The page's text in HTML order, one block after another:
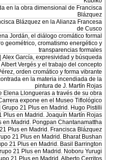
en la obra dimensional de Francisca
Blázquez
Blázquez en la Alianza Francesa
de Cusco
Jordán, el diálogo cromático formal
geométrico, cromatismo energético y
transparencias formales
Alex García, expresividad y búsqueda
Albert Vergés y el trabajo del concepto
orden cromático y forma vibrante
en la materia incendiada de la
pintura de J. Martín Rojas
Elena Llongueras a través de su obra
expone en el Museo Tiflológico
Grupo 21 Plus en Madrid. Hugo Pistilli
Plus en Madrid. Joaquín Martín Rojas
en Madrid. Pongpan Chantanamattha
Plus en Madrid. Francisca Blázquez
21 Plus en Madrid. Bharat Bushan
21 Plus en Madrid. Basil Barrington
21 Plus en Madrid. Noboru Yurugi
21 Plus en Madrid. Alberto Cerritos